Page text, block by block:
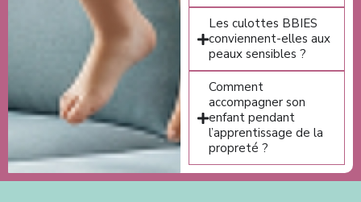
Les culottes BBIES
conviennent-elles aux
peaux sensibles ?
Comment
accompagner son
enfant pendant
l’apprentissage de la
propreté ?